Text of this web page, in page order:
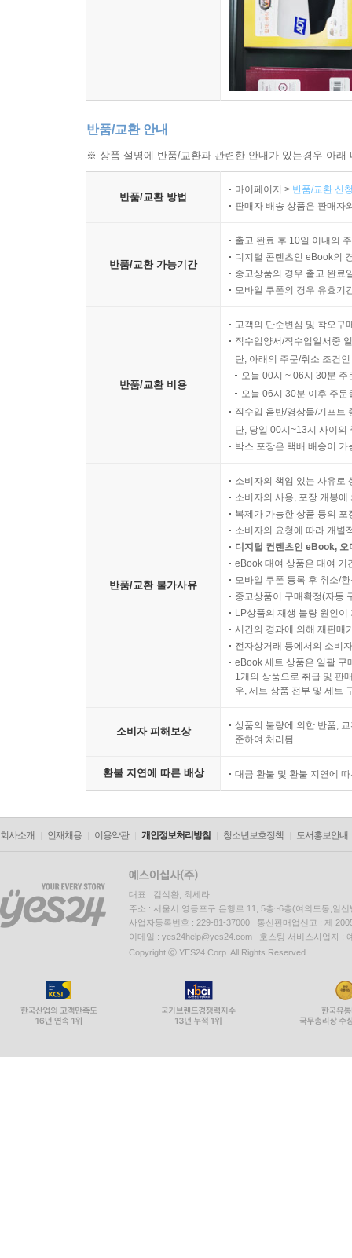
반품/교환 안내
※ 상품 설명에 반품/교환과 관련한 안내가 있는경우 아
반품/교환 방법
마이페이지 > 반품/교환 신
판매자 배송 상품은 판매자
반품/교환 가능기간
출고 완료 후 10일 이내의
디지털 콘텐츠인 eBook의
중고상품의 경우 출고 완료
모바일 쿠폰의 경우 유효기
반품/교환 비용
고객의 단순변심 및 착오구
직수입양서/직수입일서중
단, 아래의 주문/취소 조건
오늘 00시 ~ 06시 30분
오늘 06시 30분 이후 주
직수입 음반/영상물/기프트
단, 당일 00시~13시 사이의
박스 포장은 택배 배송이
반품/교환 불가사유
소비자의 책임 있는 사유로
소비자의 사용, 포장 개봉
복제가 가능한 상품 등의
소비자의 요청에 따라 개별
디지털 컨텐츠인 eBook,
eBook 대여 상품은 대여 기
모바일 쿠폰 등록 후 취소/
중고상품이 구매확정(자동
LP상품의 재생 불량 원인
시간의 경과에 의해 재판매
전자상거래 등에서의 소비
eBook 세트 상품은 일괄 구
1개의 상품으로 취급 및 판
우, 세트 상품 전부 및 세트
소비자 피해보상
상품의 불량에 의한 반품,
준하여 처리됨
환불 지연에 따른 배상 대금 환불 및 환불 지연에
회사소개 인재채용 이용약관 개인정보처리방침 청소년보호정책 도서홍보안내
대표 : 김석환, 최세라
주소 : 서울시 영등포구 은행로 11, 5층~6층(여의도동,일신
사업자등록번호 : 229-81-37000 통신판매업신고 : 제
이메일 : yes24help@yes24.com 호스팅 서비스사업자 :
Copyright ⓒ YES24 Corp. All Rights Reserved.